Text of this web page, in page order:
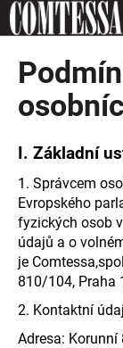
Přejít
na
obsah
I. Základní
1. Správcem
Evropského
fyzických osob
údajů a o
je
810/104, Praha
2. Kontaktní
Adresa:
K
o
C
o
p
t
ř
e
b
u
j
e